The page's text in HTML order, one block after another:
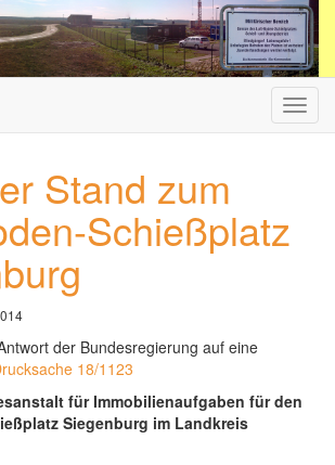
ein-/
Stand zum
Schießplatz
der Bundesregierung auf eine
18/1123
für Immobilienaufgaben für den
Siegenburg im Landkreis